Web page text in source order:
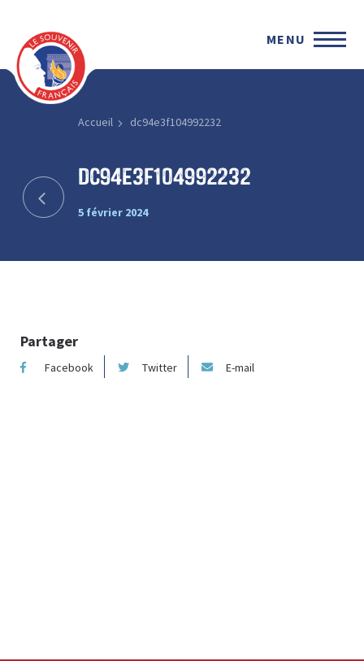
MENU
Accueil dc94e3f104992232
dc94e3f104992232
5 février 2024
Partager
Facebook Twitter E-mail